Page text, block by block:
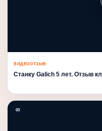
ВИДЕООТЗЫВ
Станку Galich 5 лет. Отзыв
03